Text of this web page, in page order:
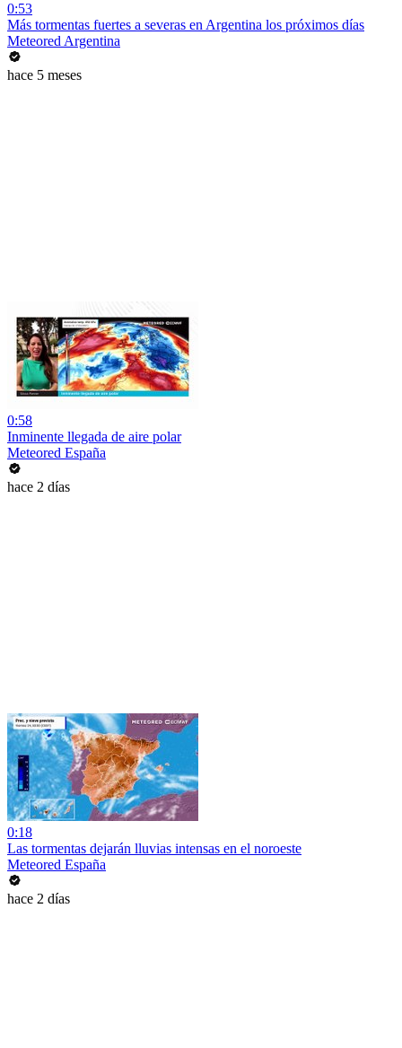
0:53
Más tormentas fuertes a severas en Argentina los próximos días
Meteored Argentina
hace 5 meses
0:58
Inminente llegada de aire polar
Meteored España
hace 2 días
0:18
Las tormentas dejarán lluvias intensas en el noroeste
Meteored España
hace 2 días